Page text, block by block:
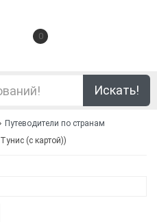
0
Искать!
Путеводители по странам
Тунис (с картой))